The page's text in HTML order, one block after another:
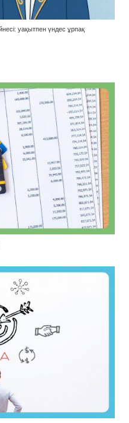
уақытпен үндес ұрпақ